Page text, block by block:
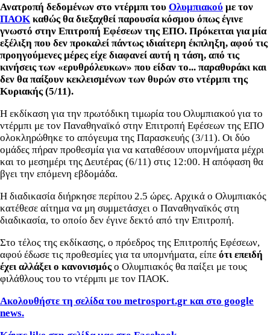
Ανατροπή δεδομένων στο ντέρμπι του Ολυμπιακού με τον
ΠΑΟΚ καθώς θα διεξαχθεί παρουσία κόσμου όπως έγινε
γνωστό στην Επιτροπή Εφέσεων της ΕΠΟ. Πρόκειται για μία
εξέλιξη που δεν προκαλεί πάντως ιδιαίτερη έκπληξη, αφού τις
προηγούμενες μέρες είχε διαφανεί αυτή η τάση, από τις
κινήσεις των «ερυθρόλευκων» που είδαν το... παραθυράκι και
δεν θα παίξουν κεκλεισμένων των θυρών στο ντέρμπι της
Κυριακής (5/11).
Η εκδίκαση για την πρωτόδικη τιμωρία του Ολυμπιακού για το
ντέρμπι με τον Παναθηναϊκό στην Επιτροπή Εφέσεων της ΕΠΟ
ολοκληρώθηκε το απόγευμα της Παρασκευής (3/11). Οι δύο
ομάδες πήραν προθεσμία για να καταθέσουν υπομνήματα μέχρι
και το μεσημέρι της Δευτέρας (6/11) στις 12:00. Η απόφαση θα
βγει την επόμενη εβδομάδα.
Η διαδικασία διήρκησε περίπου 2.5 ώρες. Αρχικά ο Ολυμπιακός
κατέθεσε αίτημα να μη συμμετάσχει ο Παναθηναϊκός στη
διαδικασία, το οποίο δεν έγινε δεκτό από την Επιτροπή.
Στο τέλος της εκδίκασης, ο πρόεδρος της Επιτροπής Εφέσεων,
αφού έδωσε τις προθεσμίες για τα υπομνήματα, είπε ότι επειδή
έχει αλλάξει ο κανονισμόςο Ολυμπιακός θα παίξει με τους
φιλάθλους του το ντέρμπι με τον ΠΑΟΚ.
Ακολουθήστε τη σελίδα του metrosport.gr και στο google
news.